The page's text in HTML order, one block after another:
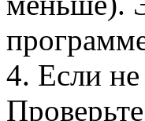
4. Если